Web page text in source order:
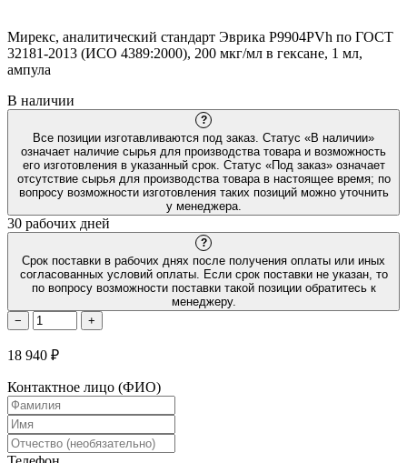
Мирекс, аналитический стандарт Эврика P9904PVh по ГОСТ
32181-2013 (ИСО 4389:2000), 200 мкг/мл в гексане, 1 мл,
ампула
В наличии
?
Все позиции изготавливаются под заказ. Статус «В наличии»
означает наличие сырья для производства товара и возможность
его изготовления в указанный срок. Статус «Под заказ» означает
отсутствие сырья для производства товара в настоящее время; по
вопросу возможности изготовления таких позиций можно уточнить
у менеджера.
30 рабочих дней
?
Срок поставки в рабочих днях после получения оплаты или иных
согласованных условий оплаты. Если срок поставки не указан, то
по вопросу возможности поставки такой позиции обратитесь к
менеджеру.
−
+
18 940 ₽
Контактное лицо (ФИО)